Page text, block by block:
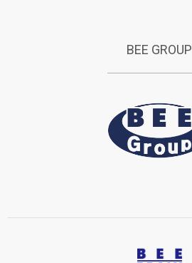
BEE GROUP